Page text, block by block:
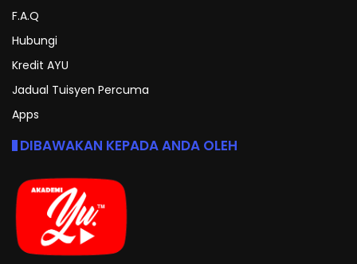
F.A.Q
Hubungi
Kredit AYU
Jadual Tuisyen Percuma
Apps
DIBAWAKAN KEPADA ANDA OLEH